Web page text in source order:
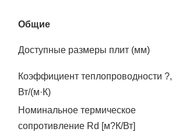
Общие
Доступные размеры плит (мм)
Коэффициент теплопроводности ?,
Вт/(м·К)
Номинальное термическое
сопротивление Rd [м?К/Вт]